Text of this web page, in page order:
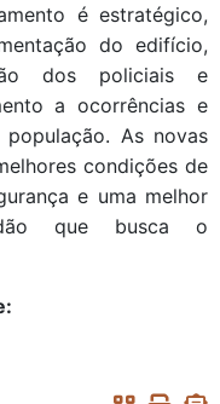
é estratégico,
do edifício,
dos policiais e
a ocorrências e
As novas
condições de
e uma melhor
que busca o